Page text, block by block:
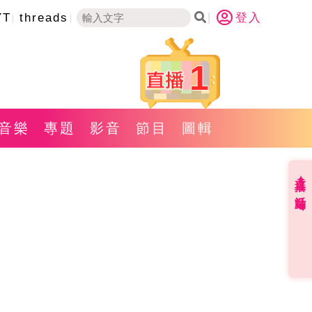
threads 登入
1
樂 專題 影音 節目 圖輯
直播✦活動